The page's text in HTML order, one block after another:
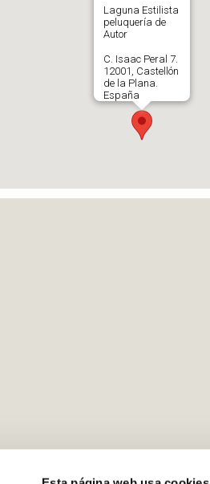
Laguna Estilista
peluquería de
Autor
C. Isaac Peral 7.
12001, Castellón
de la Plana.
España
642527594